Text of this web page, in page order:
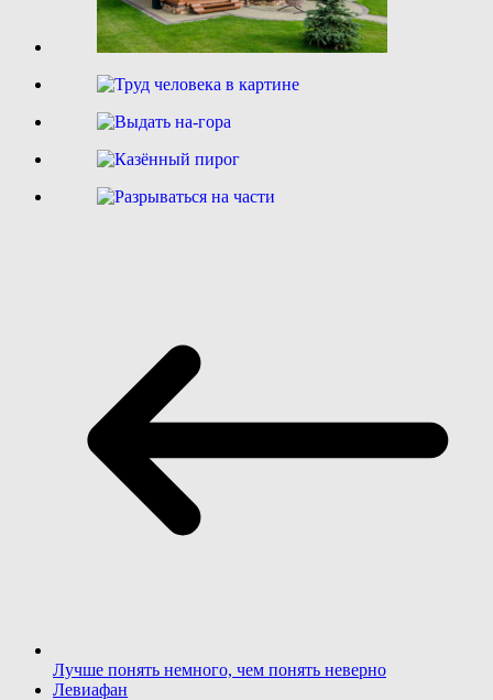
Лучше понять немного, чем понять неверно
Левиафан